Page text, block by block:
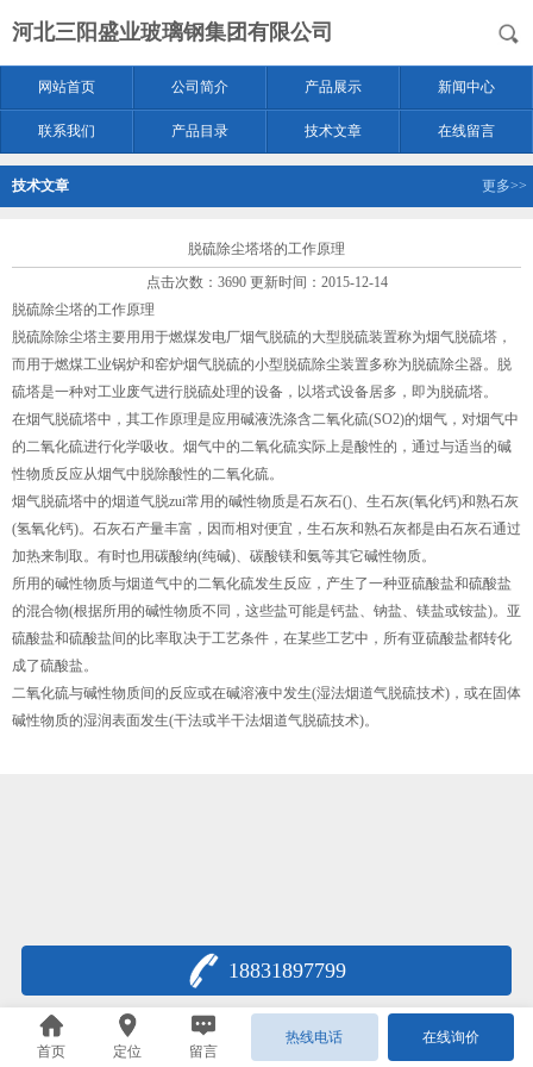
河北三阳盛业玻璃钢集团有限公司
网站首页 公司简介 产品展示 新闻中心
联系我们 产品目录 技术文章 在线留言
技术文章 更多>>
脱硫除尘塔塔的工作原理
点击次数：3690 更新时间：2015-12-14
脱硫除尘塔的工作原理
脱硫除除尘塔主要用用于燃煤发电厂烟气脱硫的大型脱硫装置称为烟气脱硫塔，
而用于燃煤工业锅炉和窑炉烟气脱硫的小型脱硫除尘装置多称为脱硫除尘器。脱
硫塔是一种对工业废气进行脱硫处理的设备，以塔式设备居多，即为脱硫塔。
在烟气脱硫塔中，其工作原理是应用碱液洗涤含二氧化硫(SO2)的烟气，对烟气中
的二氧化硫进行化学吸收。烟气中的二氧化硫实际上是酸性的，通过与适当的碱
性物质反应从烟气中脱除酸性的二氧化硫。
烟气脱硫塔中的烟道气脱zui常用的碱性物质是石灰石()、生石灰(氧化钙)和熟石灰
(氢氧化钙)。石灰石产量丰富，因而相对便宜，生石灰和熟石灰都是由石灰石通过
加热来制取。有时也用碳酸纳(纯碱)、碳酸镁和氨等其它碱性物质。
所用的碱性物质与烟道气中的二氧化硫发生反应，产生了一种亚硫酸盐和硫酸盐
的混合物(根据所用的碱性物质不同，这些盐可能是钙盐、钠盐、镁盐或铵盐)。亚
硫酸盐和硫酸盐间的比率取决于工艺条件，在某些工艺中，所有亚硫酸盐都转化
成了硫酸盐。
二氧化硫与碱性物质间的反应或在碱溶液中发生(湿法烟道气脱硫技术)，或在固体
碱性物质的湿润表面发生(干法或半干法烟道气脱硫技术)。
18831897799
首页 定位 留言
热线电话 在线询价